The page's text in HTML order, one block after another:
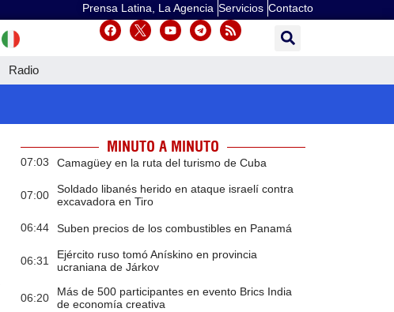
Prensa Latina, La Agencia Servicios Contacto
Radio
MINUTO A MINUTO
07:03 Camagüey en la ruta del turismo de Cuba
07:00
Soldado libanés herido en ataque israelí contra
excavadora en Tiro
06:44 Suben precios de los combustibles en Panamá
06:31
Ejército ruso tomó Anískino en provincia
ucraniana de Járkov
06:20
Más de 500 participantes en evento Brics India
de economía creativa